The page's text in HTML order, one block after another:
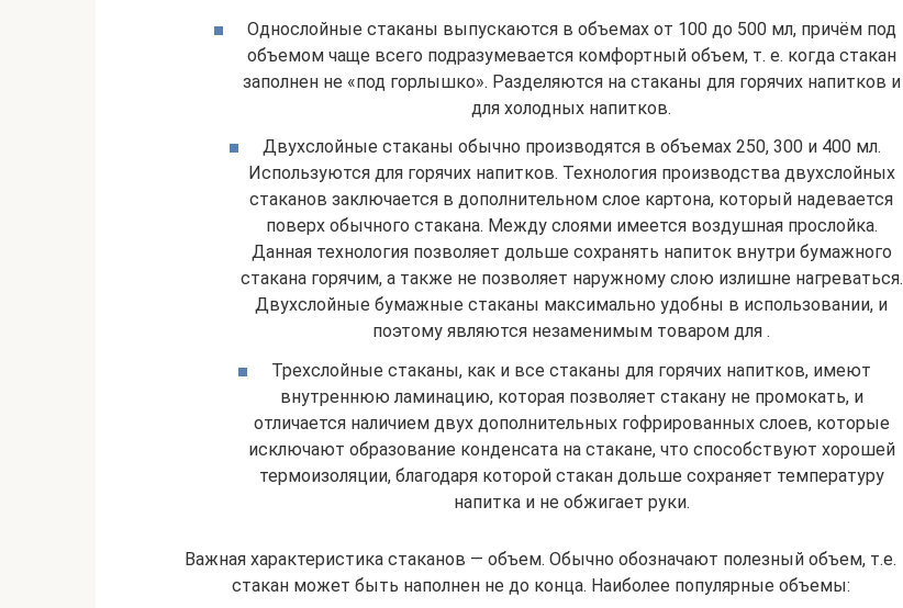
Однослойные стаканы выпускаются в объемах от 100 до 500 мл, причём под
объемом чаще всего подразумевается комфортный объем, т. е. когда стакан
заполнен не «под горлышко». Разделяются на стаканы для горячих напитков и
для холодных напитков.
Двухслойные стаканы обычно производятся в объемах 250, 300 и 400 мл.
Используются для горячих напитков. Технология производства двухслойных
стаканов заключается в дополнительном слое картона, который надевается
поверх обычного стакана. Между слоями имеется воздушная прослойка.
Данная технология позволяет дольше сохранять напиток внутри бумажного
стакана горячим, а также не позволяет наружному слою излишне нагреваться.
Двухслойные бумажные стаканы максимально удобны в использовании, и
поэтому являются незаменимым товаром для .
Трехслойные стаканы, как и все стаканы для горячих напитков, имеют
внутреннюю ламинацию, которая позволяет стакану не промокать, и
отличается наличием двух дополнительных гофрированных слоев, которые
исключают образование конденсата на стакане, что способствуют хорошей
термоизоляции, благодаря которой стакан дольше сохраняет температуру
напитка и не обжигает руки.
Важная характеристика стаканов — объем. Обычно обозначают полезный объем, т.е.
стакан может быть наполнен не до конца. Наиболее популярные объемы: